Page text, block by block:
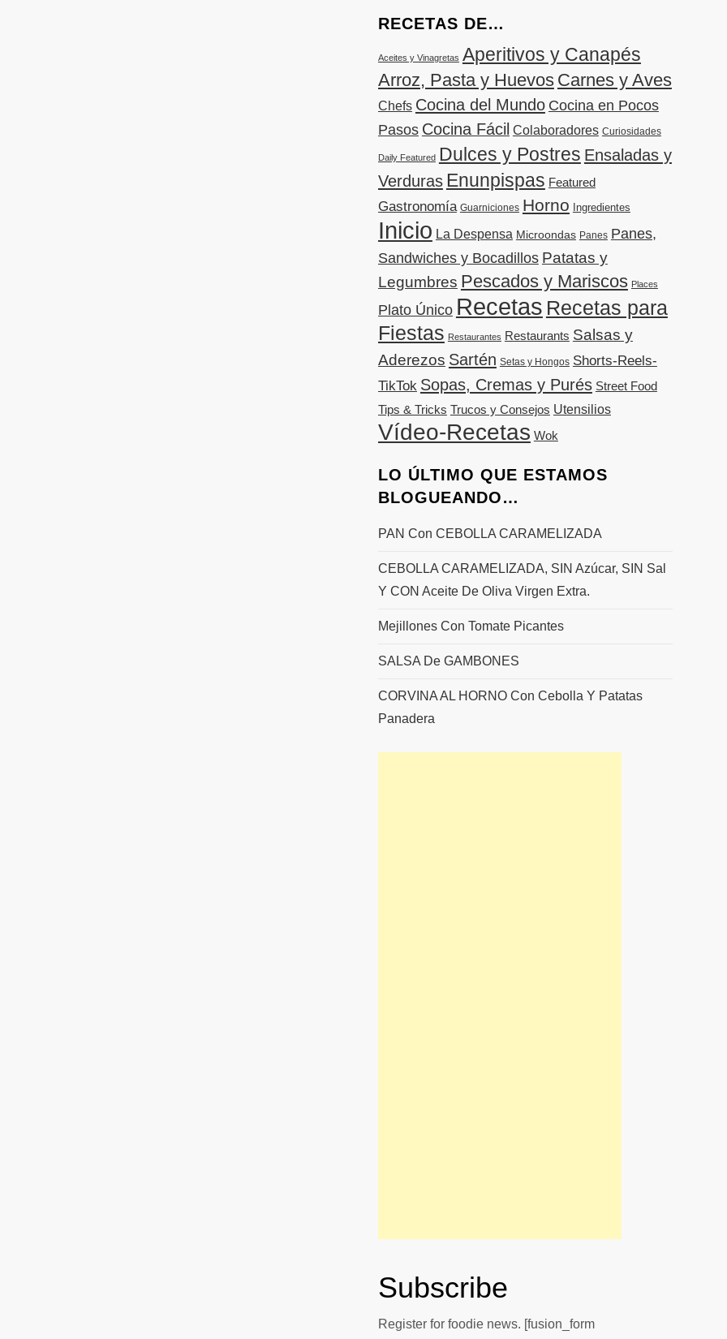
RECETAS DE…
Aceites y Vinagretas Aperitivos y Canapés
Arroz, Pasta y Huevos Carnes y Aves
Chefs Cocina del Mundo Cocina en Pocos
Pasos Cocina Fácil Colaboradores Curiosidades
Daily Featured Dulces y Postres Ensaladas y
Verduras Enunpispas Featured
Gastronomía Guarniciones Horno Ingredientes
Inicio La Despensa Microondas Panes Panes,
Sandwiches y Bocadillos Patatas y
Legumbres Pescados y Mariscos Places
Plato Único Recetas Recetas para
Fiestas Restaurantes Restaurants Salsas y
Aderezos Sartén Setas y Hongos Shorts-Reels-
TikTok Sopas, Cremas y Purés Street Food
Tips & Tricks Trucos y Consejos Utensilios
Vídeo-Recetas Wok
LO ÚLTIMO QUE ESTAMOS
BLOGUEANDO…
PAN Con CEBOLLA CARAMELIZADA
CEBOLLA CARAMELIZADA, SIN Azúcar, SIN Sal
Y CON Aceite De Oliva Virgen Extra.
Mejillones Con Tomate Picantes
SALSA De GAMBONES
CORVINA AL HORNO Con Cebolla Y Patatas
Panadera
Subscribe
Register for foodie news. [fusion_form